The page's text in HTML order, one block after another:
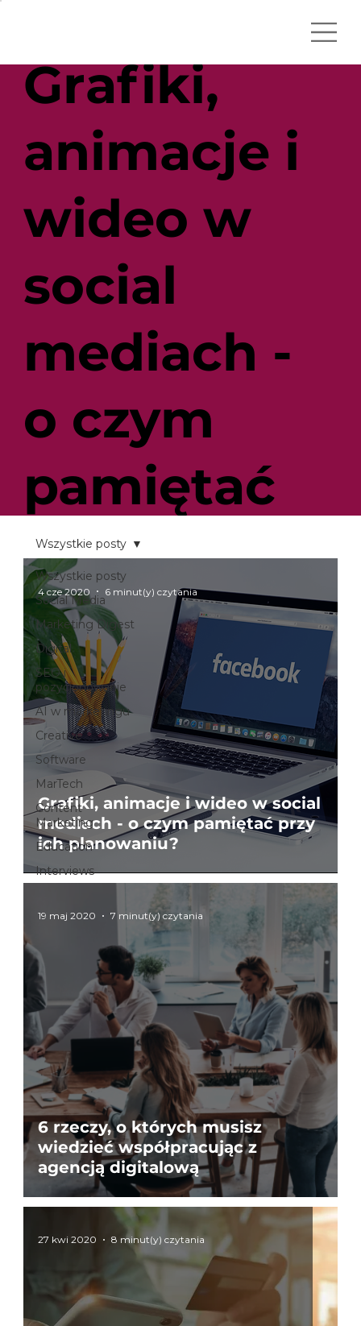
Grafiki,
animacje i
wideo w
social
mediach -
o czym
pamiętać
przy ich
planowani
u?
CZYTAJ DALEJ
Wszystkie posty
Social Media
Marketing Digest
Digital
SEO i
pozycjonowanie
AI w marketingu
Creative
Software
MarTech
Content
Marketing
Education
Interviews
Wszystkie posty
Grafiki, animacje i wideo w social
mediach - o czym pamiętać przy
ich planowaniu?
4 cze 2020 6 minut(y) czytania
6 rzeczy, o których musisz
wiedzieć współpracując z
agencją digitalową
19 maj 2020 7 minut(y) czytania
27 kwi 2020 8 minut(y) czytania